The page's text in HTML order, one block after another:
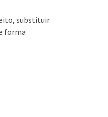
substituir
forma